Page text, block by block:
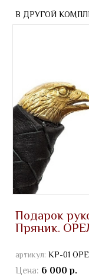
В ДРУГОЙ
Подарок
Пряник.
артикул: КР-01
Цена: 6 000 р.